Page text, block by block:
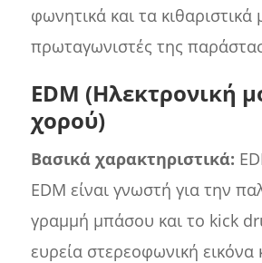
φωνητικά και τα κιθαριστικά
πρωταγωνιστές της
EDM (Ηλεκτρονική
χορού)
Βασικά χαρακτηριστικά:
EDM είναι γνωστή για την
γραμμή μπάσου και το kick
ευρεία στερεοφωνική εικόνα